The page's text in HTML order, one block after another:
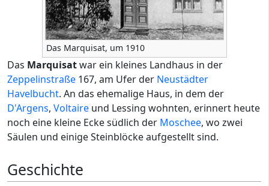
Das Marquisat, um 1910
Das Marquisatwar ein kleines Landhaus in der
Zeppelinstraße 167, am Ufer der Neustädter
Havelbucht. An das ehemalige Haus, in dem der
D'Argens, Voltaire und Lessing wohnten, erinnert heute
noch eine kleine Ecke südlich der Moschee, wo zwei
Säulen und einige Steinblöcke aufgestellt sind.
Geschichte